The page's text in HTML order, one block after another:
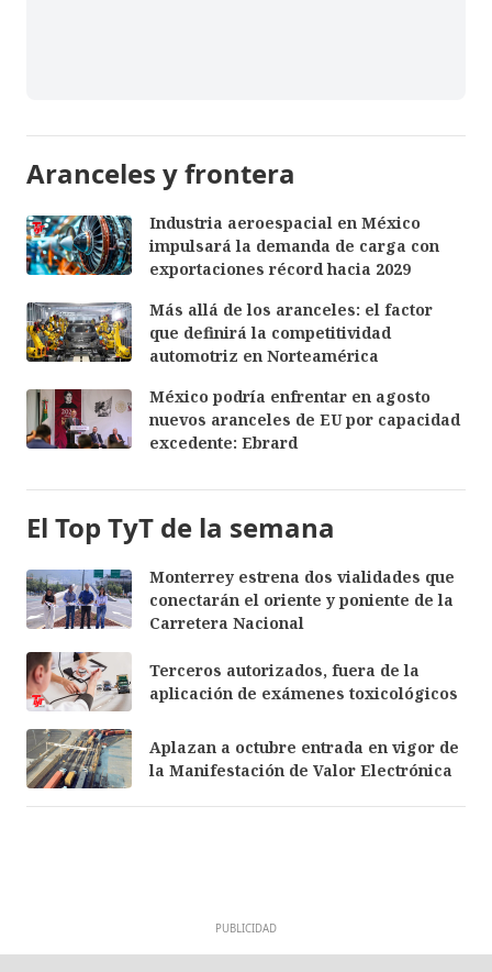
Aranceles y frontera
Industria aeroespacial en México
impulsará la demanda de carga con
exportaciones récord hacia 2029
Más allá de los aranceles: el factor
que definirá la competitividad
automotriz en Norteamérica
México podría enfrentar en agosto
nuevos aranceles de EU por capacidad
excedente: Ebrard
El Top TyT de la semana
Monterrey estrena dos vialidades que
conectarán el oriente y poniente de la
Carretera Nacional
Terceros autorizados, fuera de la
aplicación de exámenes toxicológicos
Aplazan a octubre entrada en vigor de
la Manifestación de Valor Electrónica
PUBLICIDAD